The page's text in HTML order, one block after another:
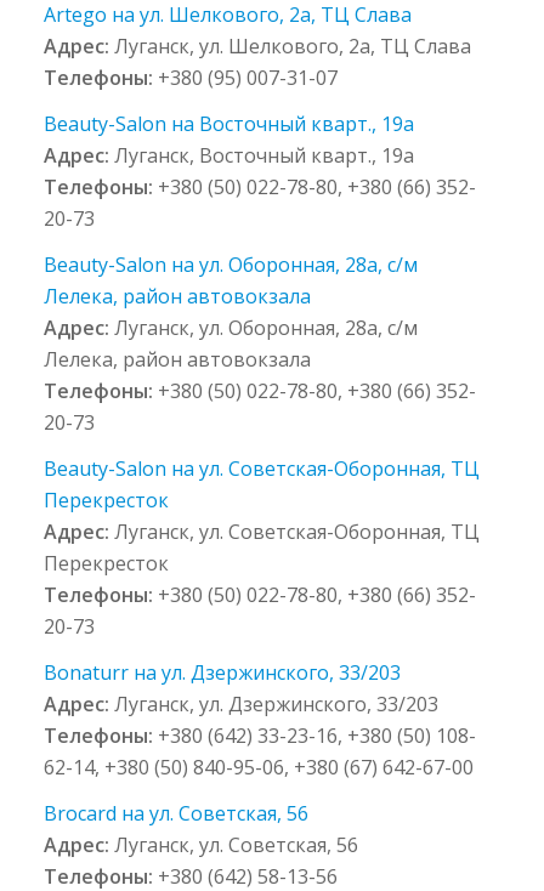
Artego на ул. Шелкового, 2а, ТЦ Слава
Адрес:Луганск, ул. Шелкового, 2а, ТЦ Слава
Телефоны: +380 (95) 007-31-07
Beauty-Salon на Восточный кварт., 19а
Адрес:Луганск, Восточный кварт., 19а
Телефоны: +380 (50) 022-78-80, +380 (66) 352-
20-73
Beauty-Salon на ул. Оборонная, 28а, с/м
Лелека, район автовокзала
Адрес:Луганск, ул. Оборонная, 28а, с/м
Лелека, район автовокзала
Телефоны: +380 (50) 022-78-80, +380 (66) 352-
20-73
Beauty-Salon на ул. Советская-Оборонная, ТЦ
Перекресток
Адрес:Луганск, ул. Советская-Оборонная, ТЦ
Перекресток
Телефоны: +380 (50) 022-78-80, +380 (66) 352-
20-73
Bonaturr на ул. Дзержинского, 33/203
Адрес:Луганск, ул. Дзержинского, 33/203
Телефоны: +380 (642) 33-23-16, +380 (50) 108-
62-14, +380 (50) 840-95-06, +380 (67) 642-67-00
Brocard на ул. Советская, 56
Адрес:Луганск, ул. Советская, 56
Телефоны: +380 (642) 58-13-56